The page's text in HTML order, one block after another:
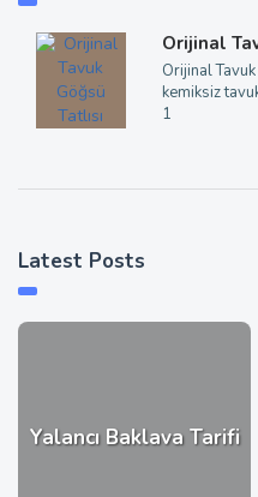
Orijinal
Orijinal Tavuk
kemiksiz
1
Latest Posts
Yalancı Baklava Tarifi